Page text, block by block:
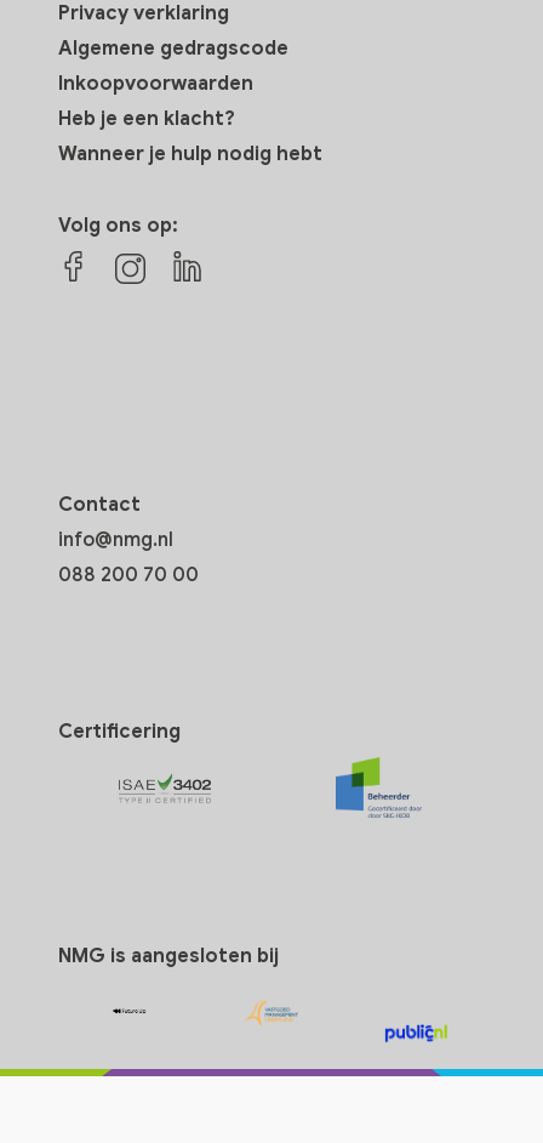
Privacy verklaring
Algemene gedragscode
Inkoopvoorwaarden
Heb je een klacht?
Wanneer je hulp nodig hebt
Volg ons op:
Contact
info@nmg.nl
088 200 70 00
Certificering
NMG is aangesloten bij